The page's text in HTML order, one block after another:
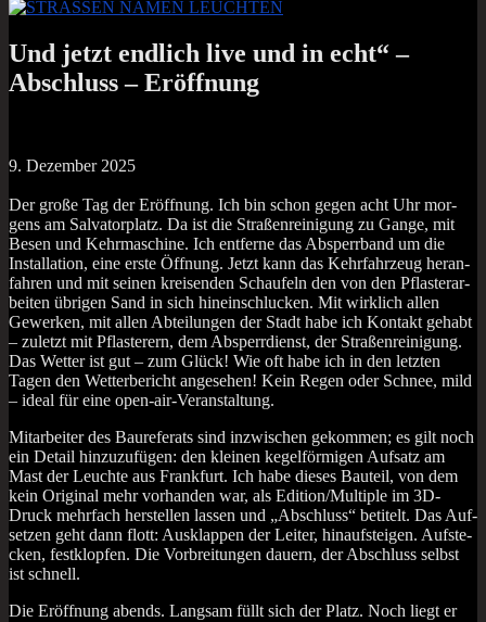
Und jetzt endlich live und in echt“ –
Abschluss – Eröffnung
9. Dezem­ber 2025
Der gro­ße Tag der Eröff­nung. Ich bin schon gegen acht Uhr mor­
gens am Sal­va­tor­platz. Da ist die Stra­ßen­rei­ni­gung zu Gan­ge, mit
Besen und Kehr­ma­schi­ne. Ich ent­fer­ne das Absperr­band um die
Instal­la­ti­on, eine ers­te Öff­nung. Jetzt kann das Kehr­fahr­zeug her­an­
fah­ren und mit sei­nen krei­sen­den Schau­feln den von den Pflas­ter­ar­
bei­ten übri­gen Sand in sich hin­ein­schlu­cken. Mit wirk­lich allen
Gewer­ken, mit allen Abtei­lun­gen der Stadt habe ich Kon­takt gehabt
– zuletzt mit Pflas­te­rern, dem Absperr­dienst, der Stra­ßen­rei­ni­gung.
Das Wet­ter ist gut – zum Glück! Wie oft habe ich in den letz­ten
Tagen den Wet­ter­be­richt ange­se­hen! Kein Regen oder Schnee, mild
– ide­al für eine open-air-Veranstaltung.
Mit­ar­bei­ter des Bau­re­fe­rats sind inzwi­schen gekom­men; es gilt noch
ein Detail hin­zu­zu­fü­gen: den klei­nen kegel­för­mi­gen Auf­satz am
Mast der Leuch­te aus Frank­furt. Ich habe die­ses Bau­teil, von dem
kein Ori­gi­nal mehr vor­han­den war, als Edition/Multiple im 3D-
Druck mehr­fach her­stel­len las­sen und „Abschluss“ beti­telt. Das Auf­
set­zen geht dann flott: Aus­klap­pen der Lei­ter, hin­auf­stei­gen. Auf­ste­
cken, fest­klop­fen. Die Vor­brei­tun­gen dau­ern, der Abschluss selbst
ist schnell.
Die Eröff­nung abends. Lang­sam füllt sich der Platz. Noch liegt er